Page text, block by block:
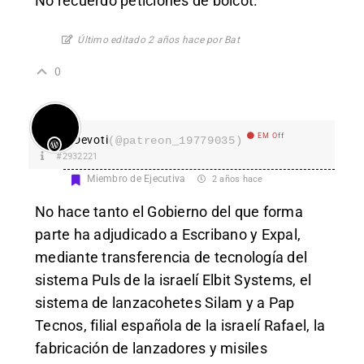
Último editado 2 años hace por Bat
0
Devoti(@patreon_19779035) EM Off
#2932221
Miembro de Ejecutiva 2 años hace
No hace tanto el Gobierno del que forma
parte ha adjudicado a Escribano y Expal,
mediante transferencia de tecnología del
sistema Puls de la israelí Elbit Systems, el
sistema de lanzacohetes Silam y a Pap
Tecnos, filial española de la israelí Rafael, la
fabricación de lanzadores y misiles